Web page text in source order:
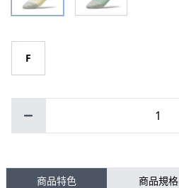
F
1
商品特色 商品規格